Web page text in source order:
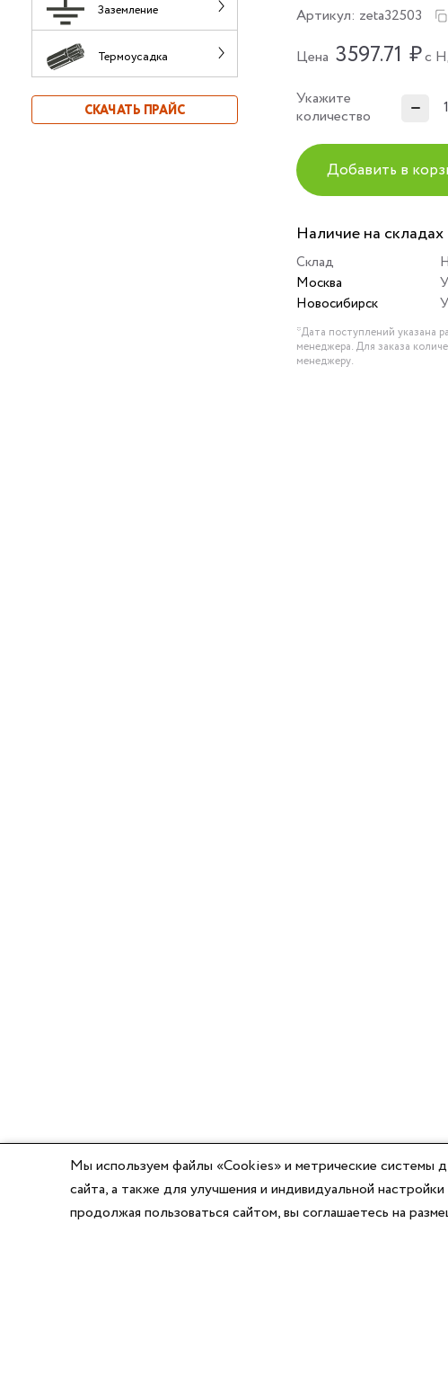
Заземление
Термоусадка
СКАЧАТЬ ПРАЙС
Артикул: zeta32503
Цена 3597.71 ₽с
Укажите
количество
Добавить в
Наличие на складах
Склад
Москва
Новосибирск
*Дата поступлений указана
менеджера. Для заказа
менеджеру.
Мы используем файлы «Cookies» и метрические системы
сайта, а также для улучшения и индивидуальной
продолжая пользоваться сайтом, вы соглашаетесь на